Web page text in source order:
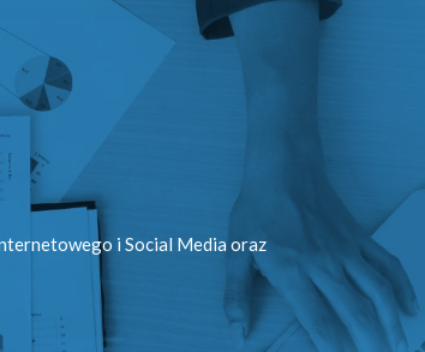
i Social Media oraz